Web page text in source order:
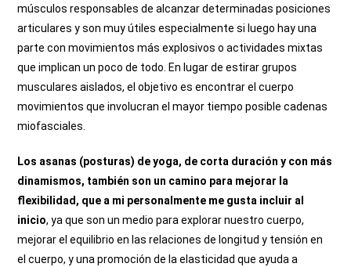
músculos responsables de alcanzar determinadas posiciones
articulares y son muy útiles especialmente si luego hay una
parte con movimientos más explosivos o actividades mixtas
que implican un poco de todo. En lugar de estirar grupos
musculares aislados, el objetivo es encontrar el cuerpo
movimientos que involucran el mayor tiempo posible cadenas
miofasciales.
Los asanas (posturas) de yoga, de corta duración y con más
dinamismos, también son un camino para mejorar la
flexibilidad, que a mi personalmente me gusta incluir al
inicio, ya que son un medio para explorar nuestro cuerpo,
mejorar el equilibrio en las relaciones de longitud y tensión en
el cuerpo, y una promoción de la elasticidad que ayuda a